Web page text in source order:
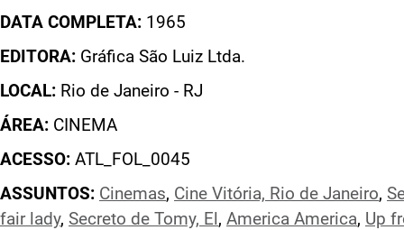
DATA COMPLETA: 1965
EDITORA: Gráfica São Luiz Ltda.
LOCAL: Rio de Janeiro - RJ
ÁREA: CINEMA
ACESSO: ATL_FOL_0045
ASSUNTOS: Cinemas, Cine Vitória, Rio de Janeiro,
fair lady, Secreto de Tomy, El , America America, Up